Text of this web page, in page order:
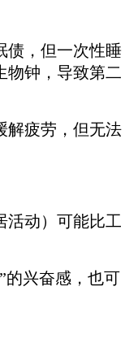
债，但一次性睡
物钟，导致第二
解疲劳，但无法
活动）可能比工
的兴奋感，也可